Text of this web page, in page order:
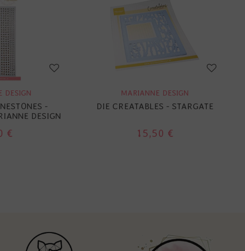
DESIGN
-
DESIGN
€
MARIANNE DESIGN
DIE CREATABLES - STARGATE
15,50 €